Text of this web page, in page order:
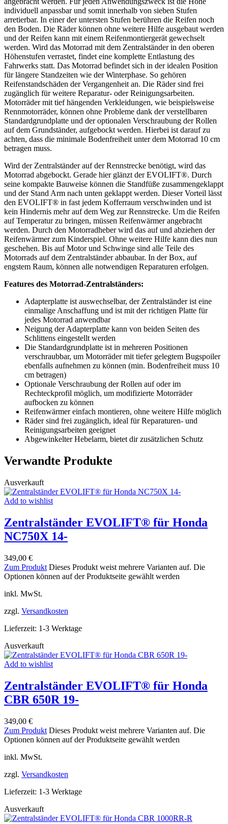
individuell anpassbar und somit innerhalb von sieben Stufen
arretierbar. In einer der untersten Stufen berühren die Reifen noch
den Boden. Die Räder können ohne weitere Hilfe ausgebaut werden
und der Reifen kann mit einem Reifenmontiergerät gewechselt
werden. Wird das Motorrad mit dem Zentralständer in den oberen
Höhenstufen verrastet, findet eine komplette Entlastung des
Fahrwerks statt. Das Motorrad befindet sich in der idealen Position
für längere Standzeiten wie der Winterphase. So gehören
Reifenstandschäden der Vergangenheit an. Die Räder sind frei
zugänglich für weitere Reparatur- oder Reinigungsarbeiten.
Motorräder mit tief hängenden Verkleidungen, wie beispielsweise
Rennmotorräder, können ohne Probleme dank der verstellbaren
Standardgrundplatte und der optionalen Verschraubung der Rollen
auf dem Grundständer, aufgebockt werden. Hierbei ist darauf zu
achten, dass die minimale Bodenfreiheit unter dem Motorrad 10 cm
betragen muss.
Wird der Zentralständer auf der Rennstrecke benötigt, wird das
Motorrad abgebockt. Gerade hier glänzt der EVOLIFT®. Durch
seine kompakte Bauweise können die Standfüße zusammengeklappt
und der Stand Arm nach unten geklappt werden. Dieser Vorteil lässt
den EVOLIFT® in fast jedem Kofferraum verschwinden und ist
kein Hindernis mehr auf dem Weg zur Rennstrecke. Um die Reifen
auf Temperatur zu bringen, müssen Reifenwärmer angebracht
werden. Durch den Motorradheber wird das auf und abziehen der
Reifenwärmer zum Kinderspiel. Ohne weitere Hilfe kann dies nun
geschehen. Bis auf Motor und Schwinge sind alle Teile des
Motorrads auf dem Zentralständer abbaubar. In der Box, auf
engstem Raum, können alle notwendigen Reparaturen erfolgen.
Features des Motorrad-Zentralständers:
Adapterplatte ist auswechselbar, der Zentralständer ist eine
einmalige Anschaffung und ist mit der richtigen Platte für
jedes Motorrad anwendbar
Neigung der Adapterplatte kann von beiden Seiten des
Schlittens eingestellt werden
Die Standardgrundplatte ist in mehreren Positionen
verschraubbar, um Motorräder mit tiefer gelegtem Bugspoiler
ebenfalls aufnehmen zu können (min. Bodenfreiheit muss 10
cm betragen)
Optionale Verschraubung der Rollen auf oder im
Rechteckprofil möglich, um modifizierte Motorräder
aufbocken zu können
Reifenwärmer einfach montieren, ohne weitere Hilfe möglich
Räder sind frei zugänglich, ideal für Reparaturen- und
Reinigungsarbeiten geeignet
Abgewinkelter Hebelarm, bietet dir zusätzlichen Schutz
Verwandte Produkte
Ausverkauft
Add to wishlist
Zentralständer EVOLIFT® für Honda
NC750X 14-
349,00 €
Zum Produkt Dieses Produkt weist mehrere Varianten auf. Die
Optionen können auf der Produktseite gewählt werden
inkl. MwSt.
zzgl. Versandkosten
Lieferzeit: 1-3 Werktage
Ausverkauft
Add to wishlist
Zentralständer EVOLIFT® für Honda
CBR 650R 19-
349,00 €
Zum Produkt Dieses Produkt weist mehrere Varianten auf. Die
Optionen können auf der Produktseite gewählt werden
inkl. MwSt.
zzgl. Versandkosten
Lieferzeit: 1-3 Werktage
Ausverkauft